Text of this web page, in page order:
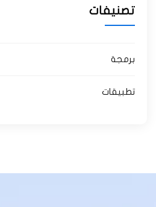
تصنيفات
برمجة
تطبيقات